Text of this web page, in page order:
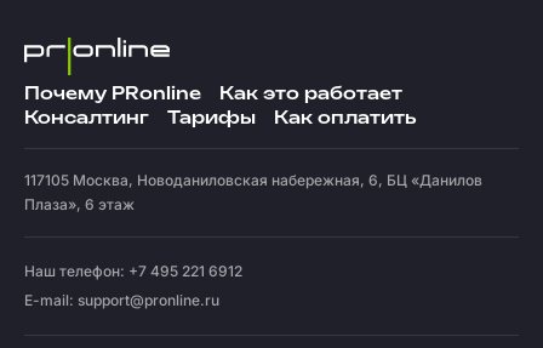
Почему PRonline
Как это работает
Консалтинг
Тарифы Как оплатить
117105 Москва, Новоданиловская набережная, 6, БЦ «Данилов
Плаза», 6 этаж
Наш телефон: +7 495 221 6912
E-mail: support@pronline.ru